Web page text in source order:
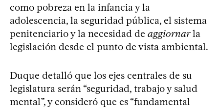
como pobreza en la infancia y la
adolescencia, la seguridad pública, el sistema
penitenciario y la necesidad de aggiornarla
legislación desde el punto de vista ambiental.
Duque detalló que los ejes centrales de su
legislatura serán “seguridad, trabajo y salud
mental”, y consideró que es “fundamental